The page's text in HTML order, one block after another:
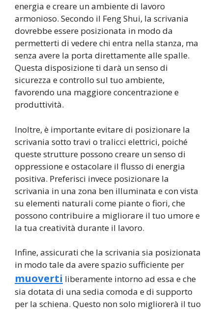
energia e creare un ambiente di lavoro
armonioso. Secondo il Feng Shui, la scrivania
dovrebbe essere posizionata in modo da
permetterti di vedere chi entra nella stanza, ma
senza avere la porta direttamente alle spalle.
Questa disposizione ti darà un senso di
sicurezza e controllo sul tuo ambiente,
favorendo una maggiore concentrazione e
produttività.
Inoltre, è importante evitare di posizionare la
scrivania sotto travi o tralicci elettrici, poiché
queste strutture possono creare un senso di
oppressione e ostacolare il flusso di energia
positiva. Preferisci invece posizionare la
scrivania in una zona ben illuminata e con vista
su elementi naturali come piante o fiori, che
possono contribuire a migliorare il tuo umore e
la tua creatività durante il lavoro.
Infine, assicurati che la scrivania sia posizionata
in modo tale da avere spazio sufficiente per
muoverti liberamente intorno ad essa e che
sia dotata di una sedia comoda e di supporto
per la schiena. Questo non solo migliorerà il tuo